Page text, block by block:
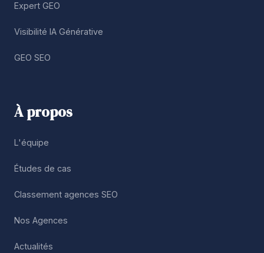
Expert GEO
Visibilité IA Générative
GEO SEO
À propos
L'équipe
Études de cas
Classement agences SEO
Nos Agences
Actualités